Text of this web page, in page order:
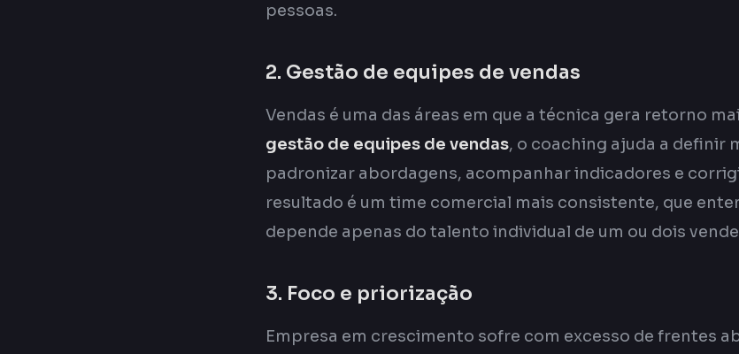
pessoas.
2. Gestão de equipes de vendas
Vendas é uma das áreas em que a técnica gera retorno
gestão de equipes de vendas, o coaching ajuda a definir
padronizar abordagens, acompanhar indicadores e
resultado é um time comercial mais consistente, que
depende apenas do talento individual de um ou dois
3. Foco e priorização
Empresa em crescimento sofre com excesso de frentes